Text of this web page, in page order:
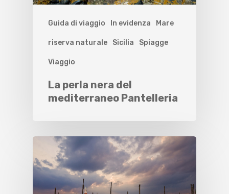
Guida di viaggio In evidenza Mare
riserva naturale Sicilia Spiagge
Viaggio
La perla nera del
mediterraneo Pantelleria